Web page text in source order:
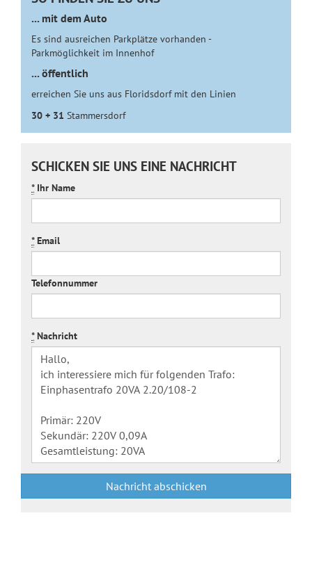
... mit dem Auto
Es sind ausreichen Parkplätze vorhanden -
Parkmöglichkeit im Innenhof
... öffentlich
erreichen Sie uns aus Floridsdorf mit den Linien
30 + 31 Stammersdorf
SCHICKEN SIE UNS EINE NACHRICHT
*Ihr Name
*Email
Telefonnummer
*Nachricht
Nachricht abschicken